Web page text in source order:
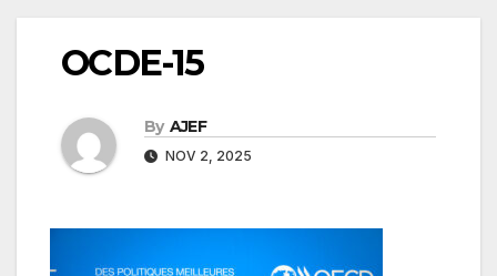
OCDE-15
By AJEF
NOV 2, 2025